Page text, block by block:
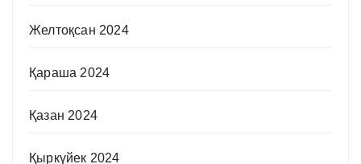
Желтоқсан 2024
Қараша 2024
Қазан 2024
Қыркүйек 2024